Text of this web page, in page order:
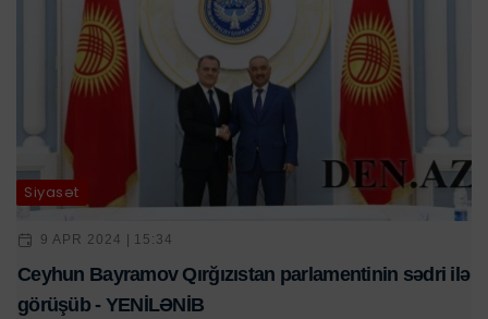
Siyasət
9 APR 2024 | 15:34
Ceyhun Bayramov Qırğızıstan parlamentinin sədri ilə
görüşüb - YENİLƏNİB